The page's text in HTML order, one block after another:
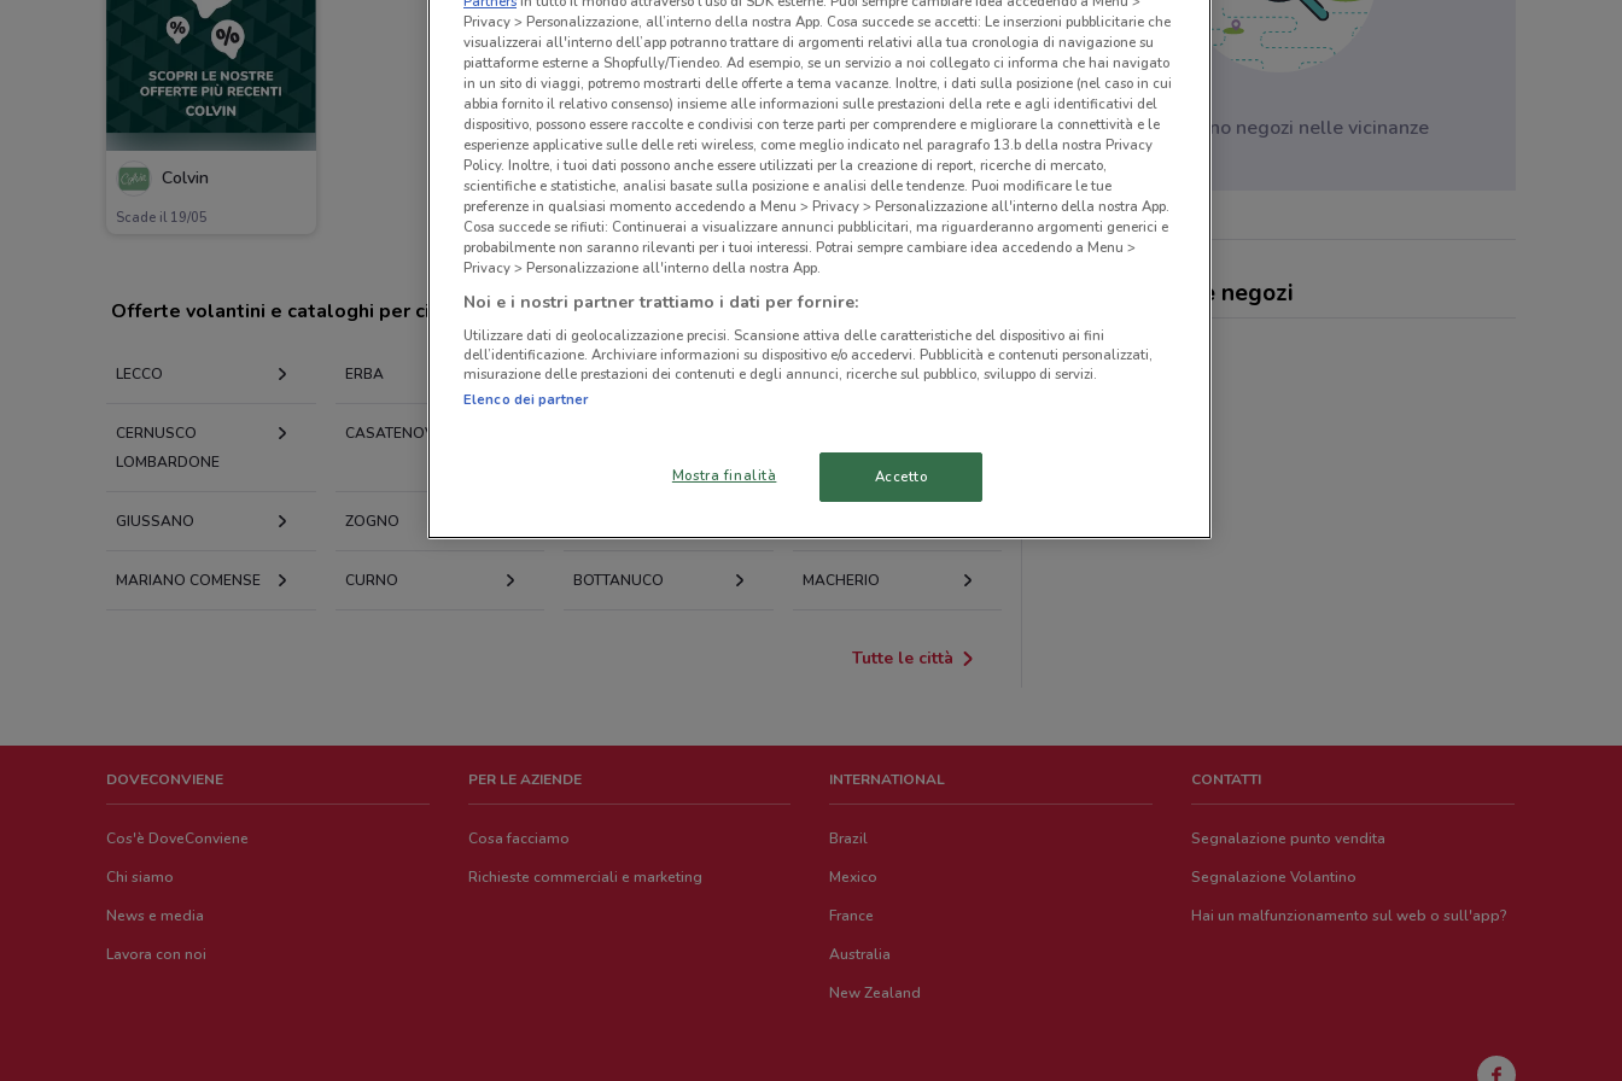
Colvin
Scade il 19/05
Offerte volantini e cataloghi per città nelle vicinanze
LECCO ERBA MERATE ANZANO DEL PARCO
CERNUSCO
LOMBARDONE
CASATENOVO
GIUSSANO ZOGNO
MARIANO COMENSE CURNO BOTTANUCO MACHERIO
Tutte le città
Non ci sono negozi nelle vicinanze
Colvin, offerte e negozi
.
DOVECONVIENE
Cos'è DoveConviene
Chi siamo
News e media
Lavora con noi
PER LE AZIENDE
Cosa facciamo
Richieste commerciali e marketing
INTERNATIONAL
Brazil
Mexico
France
Australia
New Zealand
CONTATTI
Segnalazione punto vendita
Segnalazione Volantino
Hai un malfunzionamento sul web o sull'app?
Privacy > Personalizzazione, all’interno della nostra App. Cosa succede se accetti: Le inserzioni pubblicitarie che
visualizzerai all'interno dell’app potranno trattare di argomenti relativi alla tua cronologia di navigazione su
piattaforme esterne a Shopfully/Tiendeo. Ad esempio, se un servizio a noi collegato ci informa che hai navigato
in un sito di viaggi, potremo mostrarti delle offerte a tema vacanze. Inoltre, i dati sulla posizione (nel caso in cui
abbia fornito il relativo consenso) insieme alle informazioni sulle prestazioni della rete e agli identificativi del
dispositivo, possono essere raccolte e condivisi con terze parti per comprendere e migliorare la connettività e le
esperienze applicative sulle delle reti wireless, come meglio indicato nel paragrafo 13.b della nostra Privacy
Policy. Inoltre, i tuoi dati possono anche essere utilizzati per la creazione di report, ricerche di mercato,
scientifiche e statistiche, analisi basate sulla posizione e analisi delle tendenze. Puoi modificare le tue
preferenze in qualsiasi momento accedendo a Menu > Privacy > Personalizzazione all'interno della nostra App.
Cosa succede se rifiuti: Continuerai a visualizzare annunci pubblicitari, ma riguarderanno argomenti generici e
probabilmente non saranno rilevanti per i tuoi interessi. Potrai sempre cambiare idea accedendo a Menu >
Privacy > Personalizzazione all'interno della nostra App.
Noi e i nostri partner trattiamo i dati per fornire:
Utilizzare dati di geolocalizzazione precisi. Scansione attiva delle caratteristiche del dispositivo ai fini
dell’identificazione. Archiviare informazioni su dispositivo e/o accedervi. Pubblicità e contenuti personalizzati,
misurazione delle prestazioni dei contenuti e degli annunci, ricerche sul pubblico, sviluppo di servizi.
Elenco dei partner
Mostra finalità Accetto